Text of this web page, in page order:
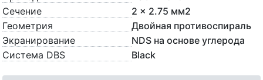
Сечение
2 x 2.75 мм2
Геометрия
Двойная противоспираль
Экранирование
NDS на основе углерода
Система DBS
Black